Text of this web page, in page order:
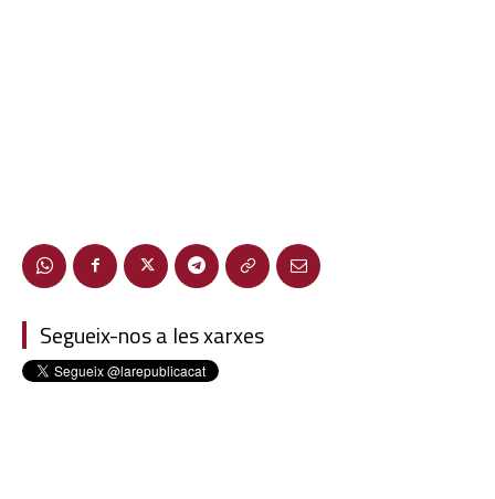
Segueix-nos a les xarxes